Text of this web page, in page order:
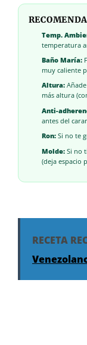
Temp.
temperatura
Baño María:
muy caliente
Altura:
más altura
Anti-
antes del
Ron: Si no te
Molde: Si no
(deja espacio
RECETA